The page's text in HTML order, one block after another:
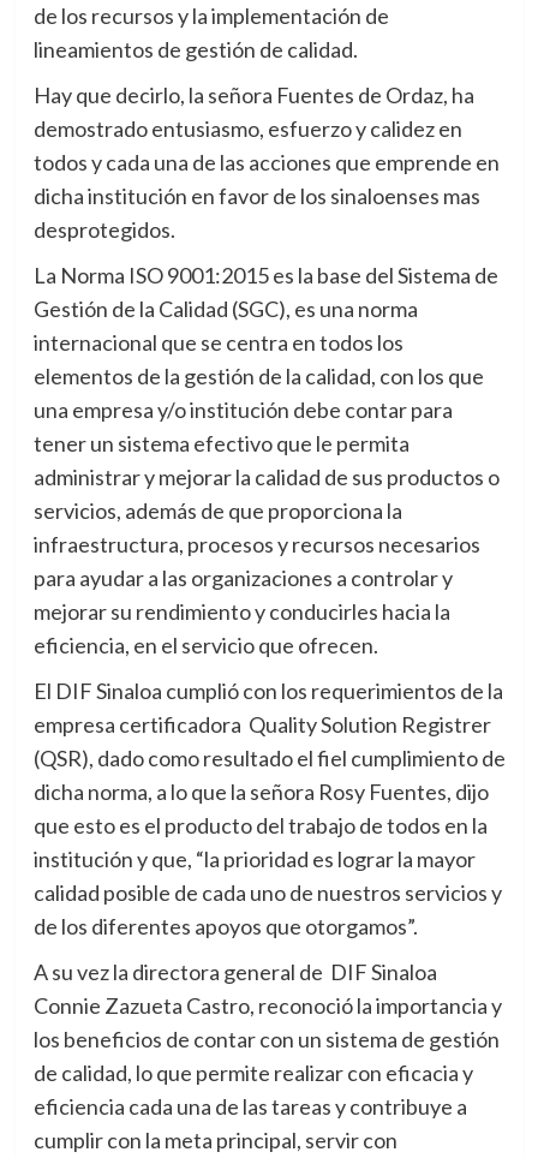
de los recursos y la implementación de
lineamientos de gestión de calidad.
Hay que decirlo, la señora Fuentes de Ordaz, ha
demostrado entusiasmo, esfuerzo y calidez en
todos y cada una de las acciones que emprende en
dicha institución en favor de los sinaloenses mas
desprotegidos.
La Norma ISO 9001:2015 es la base del Sistema de
Gestión de la Calidad (SGC), es una norma
internacional que se centra en todos los
elementos de la gestión de la calidad, con los que
una empresa y/o institución debe contar para
tener un sistema efectivo que le permita
administrar y mejorar la calidad de sus productos o
servicios, además de que proporciona la
infraestructura, procesos y recursos necesarios
para ayudar a las organizaciones a controlar y
mejorar su rendimiento y conducirles hacia la
eficiencia, en el servicio que ofrecen.
El DIF Sinaloa cumplió con los requerimientos de la
empresa certificadora Quality Solution Registrer
(QSR), dado como resultado el fiel cumplimiento de
dicha norma, a lo que la señora Rosy Fuentes, dijo
que esto es el producto del trabajo de todos en la
institución y que, “la prioridad es lograr la mayor
calidad posible de cada uno de nuestros servicios y
de los diferentes apoyos que otorgamos”.
A su vez la directora general de DIF Sinaloa
Connie Zazueta Castro, reconoció la importancia y
los beneficios de contar con un sistema de gestión
de calidad, lo que permite realizar con eficacia y
eficiencia cada una de las tareas y contribuye a
cumplir con la meta principal, servir con